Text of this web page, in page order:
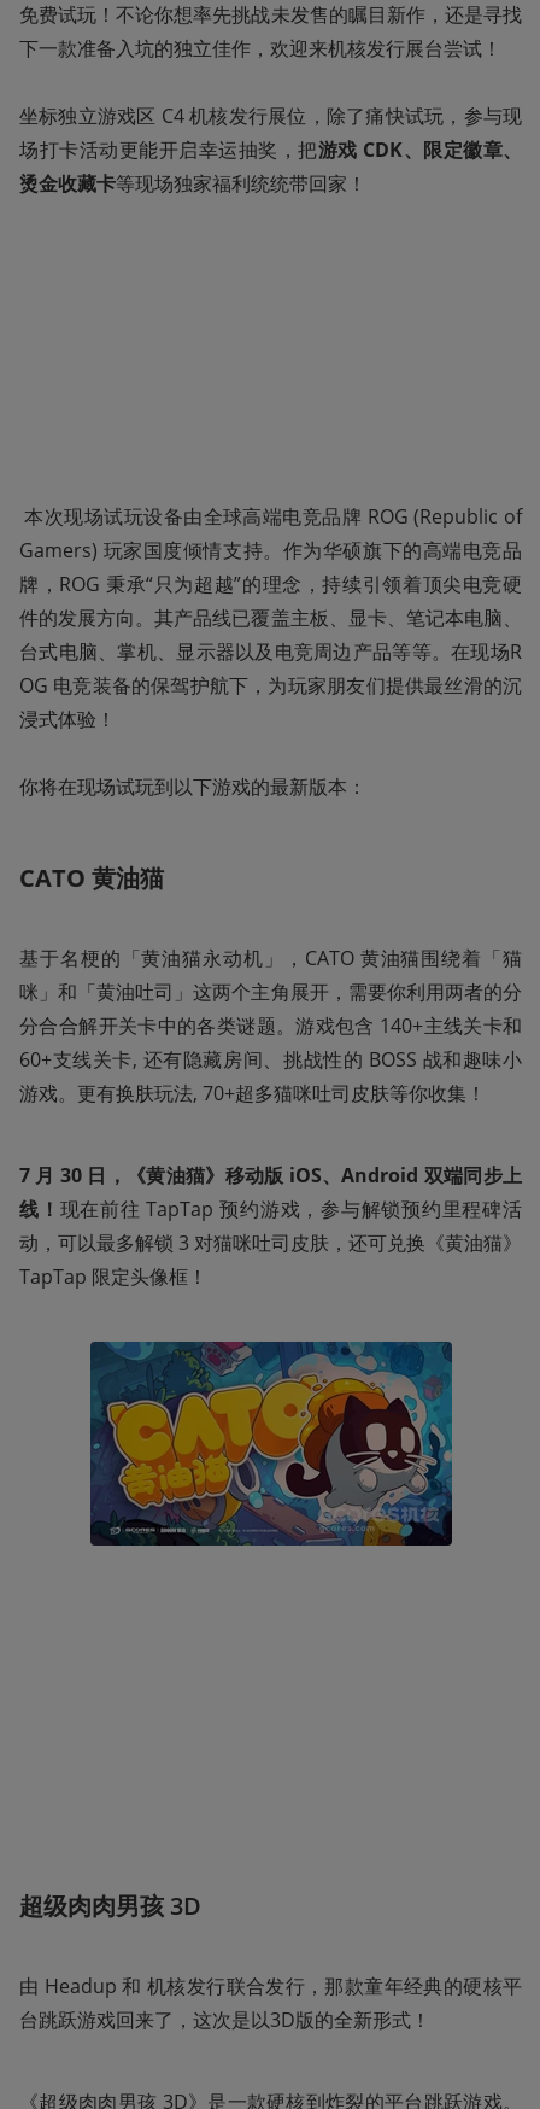
免费试玩！不论你想率先挑战未发售的瞩目新作，还是寻找
下一款准备入坑的独立佳作，欢迎来机核发行展台尝试！
坐标独立游戏区 C4 机核发行展位，除了痛快试玩，参与现
场打卡活动更能开启幸运抽奖，把游戏 CDK、限定徽章、
烫金收藏卡等现场独家福利统统带回家！
本次现场试玩设备由全球高端电竞品牌 ROG (Republic of
Gamers) 玩家国度倾情支持。作为华硕旗下的高端电竞品
牌，ROG 秉承“只为超越”的理念，持续引领着顶尖电竞硬
件的发展方向。其产品线已覆盖主板、显卡、笔记本电脑、
台式电脑、掌机、显示器以及电竞周边产品等等。在现场R
OG 电竞装备的保驾护航下，为玩家朋友们提供最丝滑的沉
浸式体验！
你将在现场试玩到以下游戏的最新版本：
CATO 黄油猫
基于名梗的「黄油猫永动机」，CATO 黄油猫围绕着「猫
咪」和「黄油吐司」这两个主角展开，需要你利用两者的分
分合合解开关卡中的各类谜题。游戏包含 140+主线关卡和
60+支线关卡, 还有隐藏房间、挑战性的 BOSS 战和趣味小
游戏。更有换肤玩法, 70+超多猫咪吐司皮肤等你收集！
7 月 30 日，《黄油猫》移动版 iOS、Android 双端同步上
线！ 现在前往 TapTap 预约游戏，参与解锁预约里程碑活
动，可以最多解锁 3 对猫咪吐司皮肤，还可兑换《黄油猫》
TapTap 限定头像框！
超级肉肉男孩 3D
由 Headup 和 机核发行联合发行，那款童年经典的硬核平
台跳跃游戏回来了，这次是以3D版的全新形式！
《超级肉肉男孩 3D》是一款硬核到炸裂的平台跳跃游戏。